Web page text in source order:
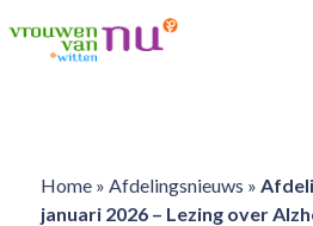
Home» Afdelingsnieuws »
januari 2026 – Lezing over